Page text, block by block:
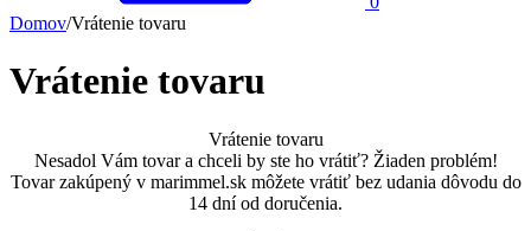
Domov/Vrátenie tovaru
Vrátenie tovaru
Vrátenie tovaru
Nesadol Vám tovar a chceli by ste ho vrátiť? Žiaden problém!
Tovar zakúpený v marimmel.sk môžete vrátiť bez udania dôvodu do
14 dní od doručenia.